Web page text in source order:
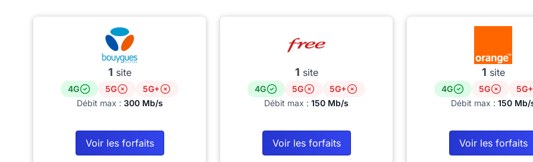
1 site
4G 5G
5G+
Débit max : 300 Mb/s
Voir les forfaits
1 site
4G 5G
5G+
Débit max : 150 Mb/s
Voir les forfaits
1 site
4G 5G
5G+
Débit max : 150 Mb/
Voir les forfaits